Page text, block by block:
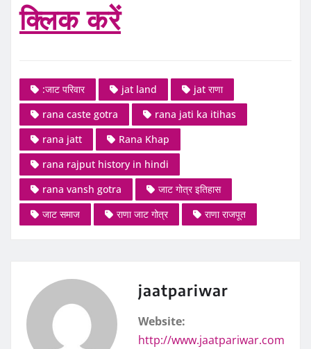
क्लिक करें
:जाट परिवार jat land
jat राणा
rana caste gotra
rana jati ka itihas
rana jatt
Rana Khap
rana rajput history in hindi
rana vansh gotra
जाट गोत्र इतिहास
जाट समाज
राणा जाट गोत्र राणा राजपूत
jaatpariwar
Website:
http://www.jaatpariwar.com